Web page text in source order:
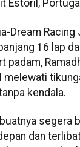
Estoril,
Dream Racing
16 lap
padam,
kendala.
segera
dan